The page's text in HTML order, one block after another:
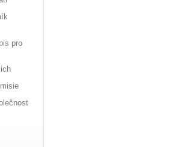
pro